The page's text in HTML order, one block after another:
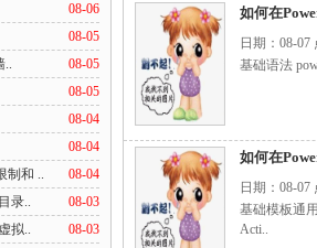
08-06
08-05
08-05
..
08-05
08-04
08-04
08-04
制和 ..
08-03
录..
08-03
拟..
如何在
日期：08-07
基础语法
如何在
日期：08-07
基础模板通
Acti..